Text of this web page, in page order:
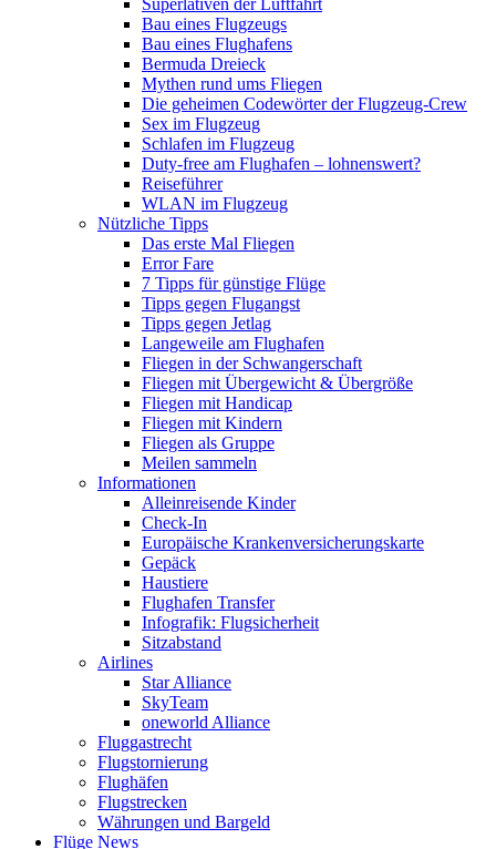
Bau eines Flugzeugs
Bau eines Flughafens
Bermuda Dreieck
Mythen rund ums Fliegen
Die geheimen Codewörter der Flugzeug-Crew
Sex im Flugzeug
Schlafen im Flugzeug
Duty-free am Flughafen – lohnenswert?
Reiseführer
WLAN im Flugzeug
Nützliche Tipps
Das erste Mal Fliegen
Error Fare
7 Tipps für günstige Flüge
Tipps gegen Flugangst
Tipps gegen Jetlag
Langeweile am Flughafen
Fliegen in der Schwangerschaft
Fliegen mit Übergewicht & Übergröße
Fliegen mit Handicap
Fliegen mit Kindern
Fliegen als Gruppe
Meilen sammeln
Informationen
Alleinreisende Kinder
Check-In
Europäische Krankenversicherungskarte
Gepäck
Haustiere
Flughafen Transfer
Infografik: Flugsicherheit
Sitzabstand
Airlines
Star Alliance
SkyTeam
oneworld Alliance
Fluggastrecht
Flugstornierung
Flughäfen
Flugstrecken
Währungen und Bargeld
Flüge News